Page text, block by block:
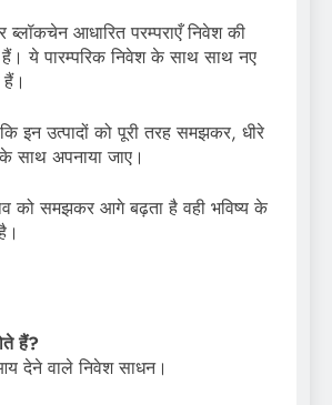
ब्लॉकचेन आधारित परम्पराएँ निवेश की
हैं। ये पारम्परिक निवेश के साथ साथ नए
इन उत्पादों को पूरी तरह समझकर, धीरे
अपनाया जाए।
को समझकर आगे बढ़ता है वही भविष्य के
हैं?
देने वाले निवेश साधन।